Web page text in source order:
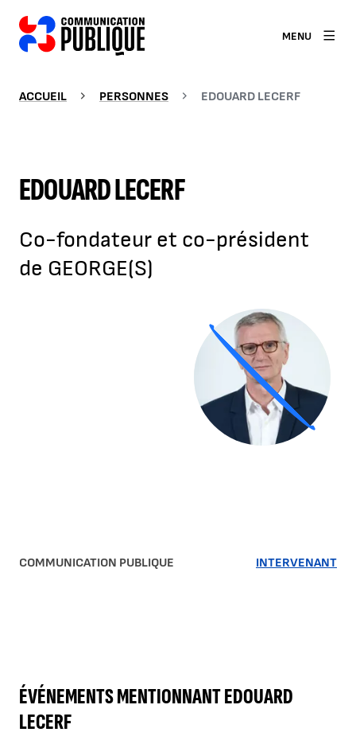
MENU
ACCUEIL PERSONNES EDOUARD LECERF
EDOUARD LECERF
Co-fondateur et co-président
de GEORGE(S)
Agrandir
COMMUNICATION PUBLIQUE INTERVENANT
ÉVÉNEMENTS MENTIONNANT EDOUARD
LECERF